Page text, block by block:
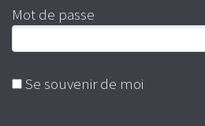
Mot de passe
Se souvenir de moi